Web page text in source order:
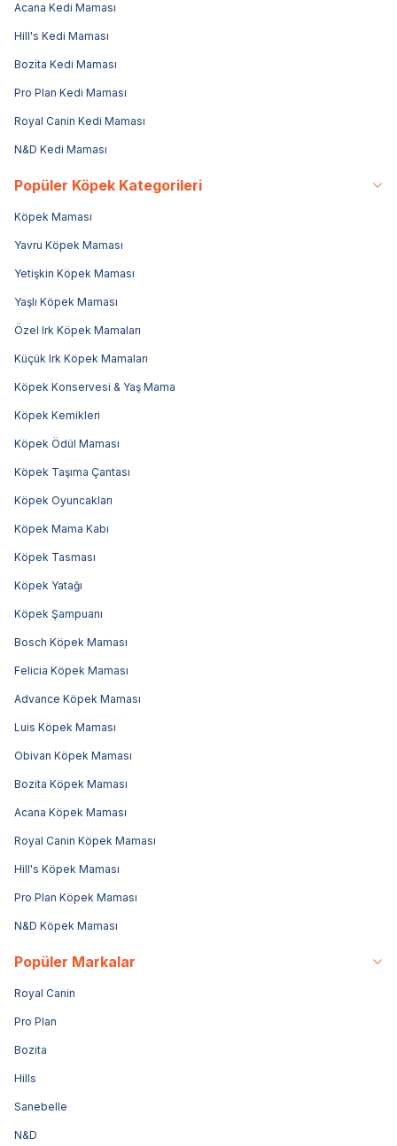
Acana Kedi Maması
Hill's Kedi Maması
Bozita Kedi Maması
Pro Plan Kedi Maması
Royal Canin Kedi Maması
N&D Kedi Maması
Popüler Köpek Kategorileri
Köpek Maması
Yavru Köpek Maması
Yetişkin Köpek Maması
Yaşlı Köpek Maması
Özel Irk Köpek Mamaları
Küçük Irk Köpek Mamaları
Köpek Konservesi & Yaş Mama
Köpek Kemikleri
Köpek Ödül Maması
Köpek Taşıma Çantası
Köpek Oyuncakları
Köpek Mama Kabı
Köpek Tasması
Köpek Yatağı
Köpek Şampuanı
Bosch Köpek Maması
Felicia Köpek Maması
Advance Köpek Maması
Luis Köpek Maması
Obivan Köpek Maması
Bozita Köpek Maması
Acana Köpek Maması
Royal Canin Köpek Maması
Hill's Köpek Maması
Pro Plan Köpek Maması
N&D Köpek Maması
Popüler Markalar
Royal Canin
Pro Plan
Bozita
Hills
Sanebelle
N&D